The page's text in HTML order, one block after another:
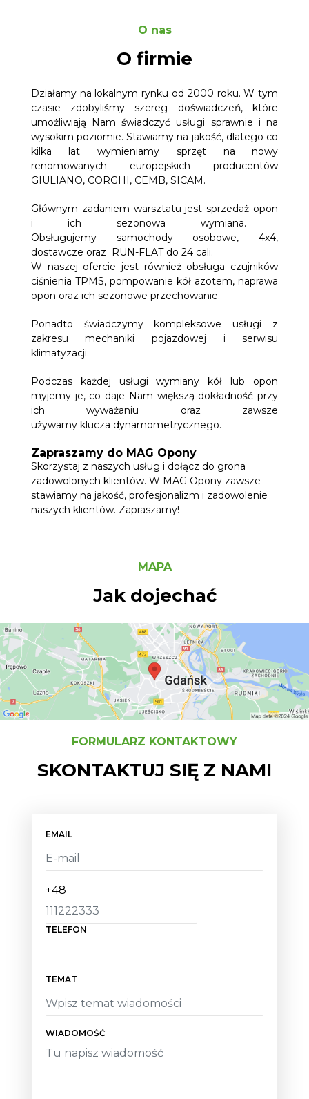
O nas
O firmie
Działamy na lokalnym rynku od 2000 roku. W tym
czasie zdobyliśmy szereg doświadczeń, które
umożliwiają Nam świadczyć usługi sprawnie i na
wysokim poziomie. Stawiamy na jakość, dlatego co
kilka lat wymieniamy sprzęt na nowy
renomowanych europejskich producentów
GIULIANO, CORGHI, CEMB, SICAM.
Głównym zadaniem warsztatu jestsprzedaż opon
i ich sezonowa wymiana.
Obsługujemy samochody osobowe, 4x4,
dostawcze oraz RUN-FLAT do 24 cali.
W naszej ofercie jest również obsługa czujników
ciśnienia TPMS, pompowanie kół azotem, naprawa
opon oraz ich sezonowe przechowanie.
Ponadto świadczymy kompleksowe usługi z
zakresu mechaniki pojazdowej i serwisu
klimatyzacji.
Podczas każdej usługi wymiany kół lub opon
myjemy je, co daje Nam większą dokładność przy
ich wyważaniu oraz zawsze
używamy klucza dynamometrycznego.
Zapraszamy do MAG Opony
Skorzystaj z naszych usług i dołącz do grona
zadowolonych klientów. W MAG Opony zawsze
stawiamy na jakość, profesjonalizm i zadowolenie
naszych klientów. Zapraszamy!
MAPA
Jak dojechać
FORMULARZ KONTAKTOWY
SKONTAKTUJ SIĘ Z NAMI
EMAIL
TELEFON
+48
TEMAT
WIADOMOŚĆ